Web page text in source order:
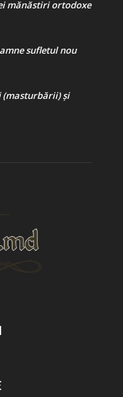
mănăstiri ortodoxe
sufletul nou
(masturbării) şi